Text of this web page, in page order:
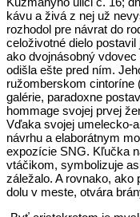
kávu a živá z nej už
rozhodol pre návrat do
celoživotné dielo postavil
ako dvojnásobný vdovec
odišla ešte pred ním.
ružomberskom cintoríne
galérie, paradoxne
hommage svojej prvej
Vďaka svojej umelecko-
návrhu a elaborátnym
expozície SNG. Kľučka
vtáčikom, symbolizuje
záležalo. A rovnako, ako
dolu v meste, otvára